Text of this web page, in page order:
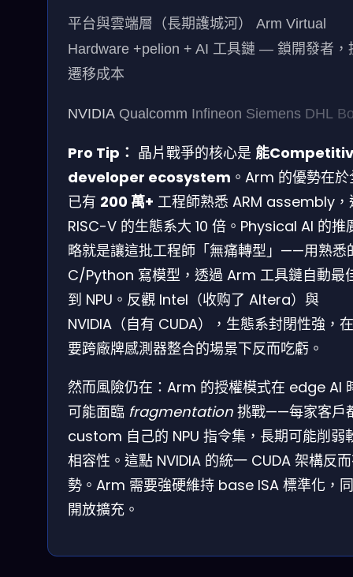
平台與雲端層（長期護城河）
Arm Virtual
Hardware +pelion + AI 工具鏈 — 鎖開發者，
遷移成本
NVIDIA Qualcomm Infineon Siemens DHL
Pro Tip： 晶片戰爭的核心是 能
developer ecosystem 。Arm 的優勢在
已有 200 萬+ 工程師熟悉 ARM assembly，
RISC-V 的生態系大 10 倍。Physical AI 的推
略就是讓這批工程師「無痛轉型」——用熟悉
C/Python 寫模型，透過 Arm 工具鏈自動最
到 NPU。反觀 Intel（收购了 Altera）與
NVIDIA（自有 CUDA），生態系封閉性強，
要跨廠牌感測器整合的場景下反而吃虧。
然而風險仍在：Arm 的授權模式在 edge AI
可能面臨 fragmentation 挑戰——每家客戶
custom 自己的 NPU 指令集，長期可能削弱
相容性。這點 NVIDIA 的統一 CUDA 架構反
勢。Arm 需要強硬維持 base ISA 標準化，
開放擴充。